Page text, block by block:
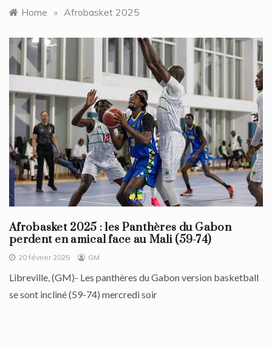
Home » Afrobasket 2025
Afrobasket 2025 : les Panthères du Gabon
perdent en amical face au Mali (59-74)
20 février 2025 GM
Libreville, (GM)- Les panthères du Gabon version basketball
se sont incliné (59-74) mercredi soir